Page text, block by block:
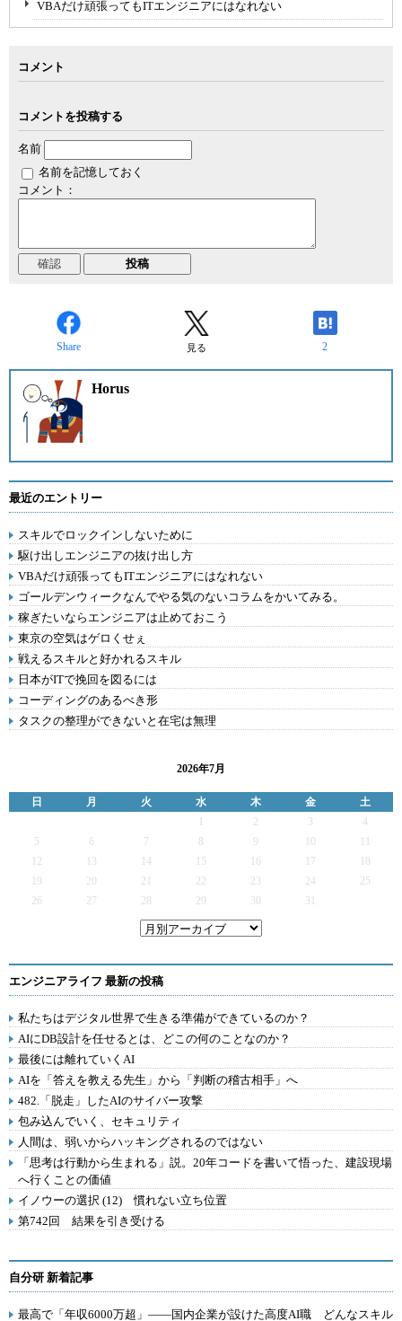
VBAだけ頑張ってもITエンジニアにはなれない
コメント
コメントを投稿する
名前
名前を記憶しておく
コメント：
Share 見る 2
Horus
最近のエントリー
スキルでロックインしないために
駆け出しエンジニアの抜け出し方
VBAだけ頑張ってもITエンジニアにはなれない
ゴールデンウィークなんでやる気のないコラムをかいてみる。
稼ぎたいならエンジニアは止めておこう
東京の空気はゲロくせぇ
戦えるスキルと好かれるスキル
日本がITで挽回を図るには
コーディングのあるべき形
タスクの整理ができないと在宅は無理
2026年7月
日 月 火 水 木 金
土
2 3
4
5
6 7 9
12
13 14 15 16 17
19
20 21 22 23 24
25
26
27 28 29 30 31
エンジニアライフ 最新の投稿
私たちはデジタル世界で生きる準備ができているのか？
AIにDB設計を任せるとは、どこの何のことなのか？
最後には離れていくAI
AIを「答えを教える先生」から「判断の稽古相手」へ
482.「脱走」したAIのサイバー攻撃
包み込んでいく、セキュリティ
人間は、弱いからハッキングされるのではない
「思考は行動から生まれる」説。20年コードを書いて悟った、建設現場
へ行くことの価値
イノウーの選択 (12) 慣れない立ち位置
第742回 結果を引き受ける
自分研 新着記事
最高で「年収6000万超」――国内企業が設けた高度AI職 どんなスキル